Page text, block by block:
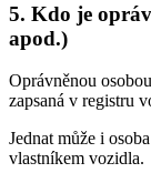
5. Kdo je
apod.)
Oprávněnou
zapsaná v registru
Jednat může i
vlastníkem vozidla.